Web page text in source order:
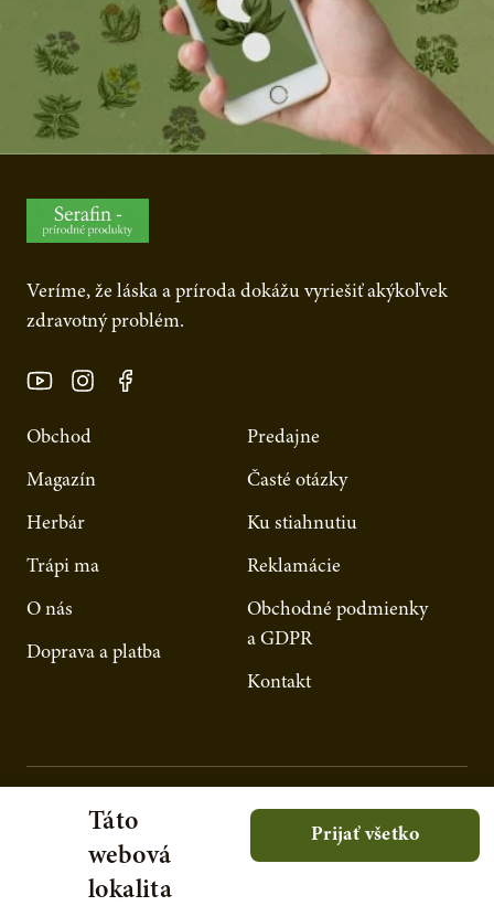
Veríme, že láska a príroda dokážu vyriešiť akýkoľvek
zdravotný problém.
Obchod
Magazín
Herbár
Trápi ma
O nás
Doprava a platba
Predajne
Časté otázky
Ku stiahnutiu
Reklamácie
Obchodné podmienky
a GDPR
Kontakt
Táto
webová
lokalita
Prijať všetko